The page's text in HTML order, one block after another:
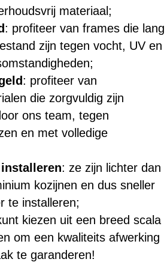
materiaal;
: profiteer van frames die lang
zijn tegen vocht, UV en
: profiteer van
die zorgvuldig zijn
ons team, tegen
en met volledige
: ze zijn lichter dan
kozijnen en dus sneller
te installeren;
kiezen uit een breed scala
om een kwaliteits afwerking
te garanderen!